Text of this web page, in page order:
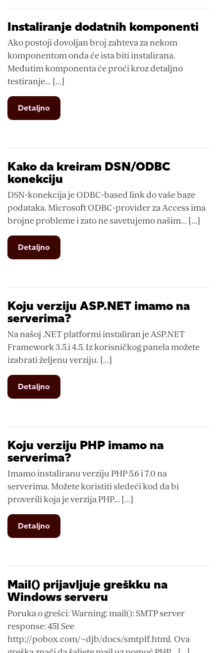
Instaliranje dodatnih komponenti
Ako postoji dovoljan broj zahteva za nekom
komponentom onda će ista biti instalirana.
Međutim komponenta će proći kroz detaljno
testiranje... [...]
Detaljno
Instaliranje
Kako da kreiram DSN/ODBC
konekciju
DSN-konekcija je ODBC-based link do vaše baze
podataka. Microsoft ODBC-provider za Access ima
brojne probleme i zato ne savetujemo našim... [...]
Detaljno
Kako
DSN/ODBC
Koju verziju ASP.NET imamo na
serverima?
Na našoj .NET platformi instaliran je ASP.NET
Framework 3.5.i 4.5. Iz korisničkog panela možete
izabrati željenu verziju. [...]
Detaljno
Koju
imamo
serverima?
Koju verziju PHP imamo na
serverima?
Imamo instaliranu verziju PHP 5.6 i 7.0 na
serverima. Možete koristiti sledeći kod da bi
proverili koja je verzija PHP... [...]
Detaljno
Koju
imamo
serverima?
Mail() prijavljuje greškku na
Windows serveru
Poruka o grešci: Warning: mail(): SMTP server
response: 451 See
http://pobox.com/~djb/docs/smtplf.html. Ova